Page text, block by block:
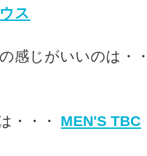
ス
感じがいいのは・
・・・ MEN'S TBC